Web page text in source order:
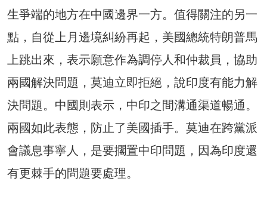
生爭端的地方在中國邊界一方。值得關注的另一
點，自從上月邊境糾紛再起，美國總統特朗普馬
上跳出來，表示願意作為調停人和仲裁員，協助
兩國解決問題，莫迪立即拒絕，說印度有能力解
決問題。中國則表示，中印之間溝通渠道暢通。
兩國如此表態，防止了美國插手。莫迪在跨黨派
會議息事寧人，是要擱置中印問題，因為印度還
有更棘手的問題要處理。